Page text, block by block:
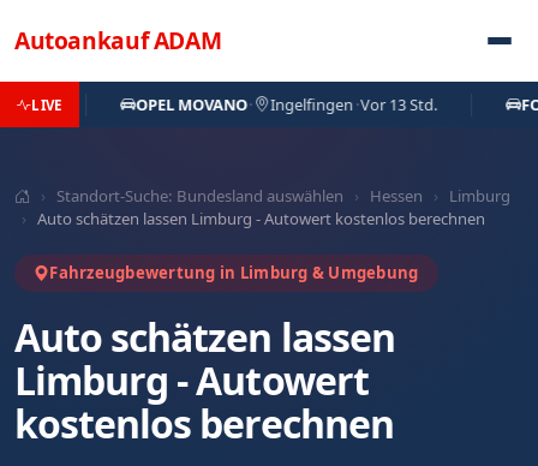
AutoankaufADAM
LIVE OPEL MOVANO· Ingelfingen·Vor 13 Std. FORD
› Standort-Suche: Bundesland auswählen › Hessen ›
Limburg
› Auto schätzen lassen Limburg - Autowert kostenlos berechnen
Fahrzeugbewertung in Limburg & Umgebung
Auto schätzen lassen
Limburg - Autowert
kostenlos berechnen